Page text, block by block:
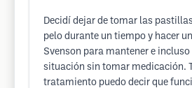
Decidí dejar de tomar las
pelo durante un tiempo y hacer
Svenson para mantener e
situación sin tomar medicación.
tratamiento puedo decir que